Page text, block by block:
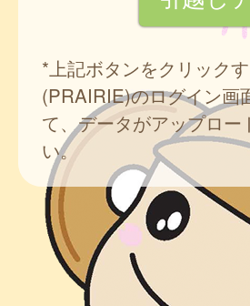
*上記ボタンをクリック
(PRAIRIE)のログイン画
て、データがアップロ
い。